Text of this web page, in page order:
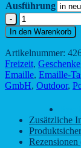
Ausführung
Emaille-
Tasse
Saarbrücken
1
-
Motiv
1
-
der
Region
Menge
In den Warenkorb
Artikelnummer:
Freizeit, Geschenke
Emaille, Emaille-
GmbH, Outdoor,
Zusätzliche
Rezensionen